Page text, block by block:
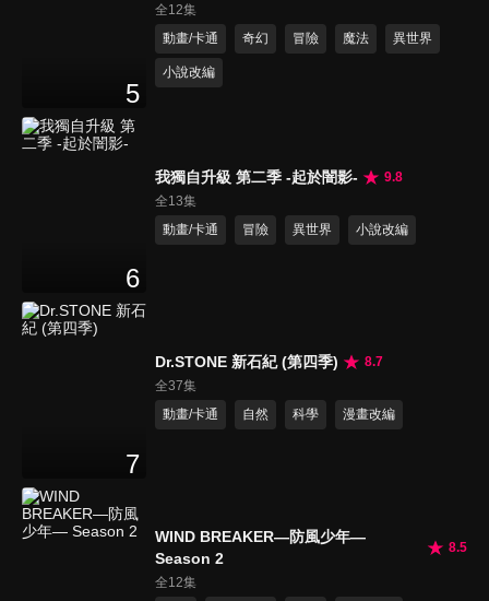
5
全12集
動畫/卡通
奇幻 冒險 魔法 異世界
小說改編
6
我獨自升級 第二季 -起於闇影-
9.8
全13集
動畫/卡通
冒險 異世界 小說改編
7
Dr.STONE 新石紀 (第四季)
8.7
全37集
動畫/卡通
自然 科學 漫畫改編
WIND BREAKER—防風少年—
Season 2
8.5
全12集